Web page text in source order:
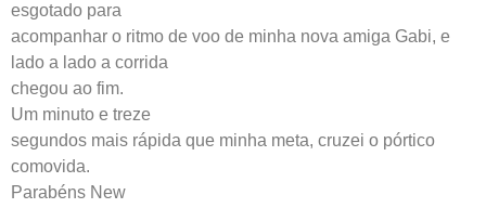
esgotado para
acompanhar o ritmo de voo de minha nova amiga Gabi, e
lado a lado a corrida
chegou ao fim.
Um minuto e treze
segundos mais rápida que minha meta, cruzei o pórtico
comovida.
Parabéns New